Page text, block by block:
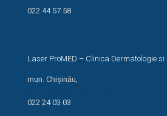
022 44 57 58
Laser ProMED – Clinica Dermatologie
mun. Chișinău,
022 24 03 03